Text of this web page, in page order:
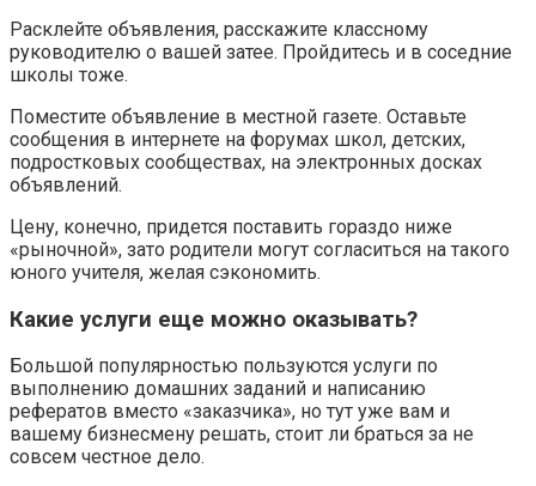
Расклейте объявления, расскажите классному
руководителю о вашей затее. Пройдитесь и в соседние
школы тоже.
Поместите объявление в местной газете. Оставьте
сообщения в интернете на форумах школ, детских,
подростковых сообществах, на электронных досках
объявлений.
Цену, конечно, придется поставить гораздо ниже
«рыночной», зато родители могут согласиться на такого
юного учителя, желая сэкономить.
Какие услуги еще можно оказывать?
Большой популярностью пользуются услуги по
выполнению домашних заданий и написанию
рефератов вместо «заказчика», но тут уже вам и
вашему бизнесмену решать, стоит ли браться за не
совсем честное дело.